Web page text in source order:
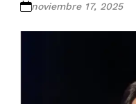
noviembre 17, 2025